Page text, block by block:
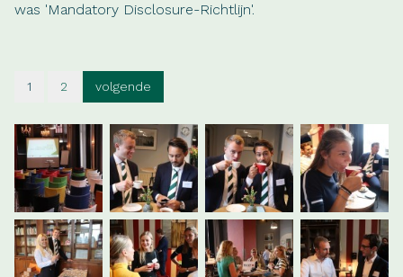
was 'Mandatory Disclosure-Richtlijn'.
1 2 volgende